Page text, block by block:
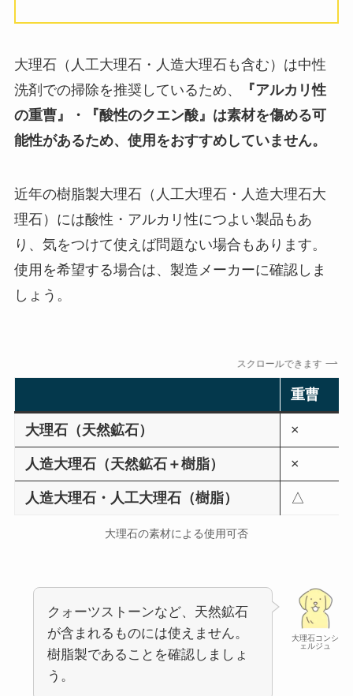
大理石（人工大理石・人造大理石も含む）は中性
洗剤での掃除を推奨しているため、
『アルカリ性
の重曹』・『酸性のクエン酸』は素材を傷める可
能性があるため、使用をおすすめしていません。
近年の樹脂製大理石（人工大理石・人造大理石大
理石）には酸性・アルカリ性につよい製品もあ
り、気をつけて使えば問題ない場合もあります。
使用を希望する場合は、製造メーカーに確認しま
しょう。
スクロールできます
重
大理石（天然鉱石） ×
人造大理石（天然鉱石＋樹脂） ×
人造大理石・ 人工大理石 （樹脂） △
大理石の素材による使用可否
大理石コンシ
ェルジュ
クォーツストーンなど、天然鉱石
が含まれるものには使えません。
樹脂製であることを確認しましょ
う。